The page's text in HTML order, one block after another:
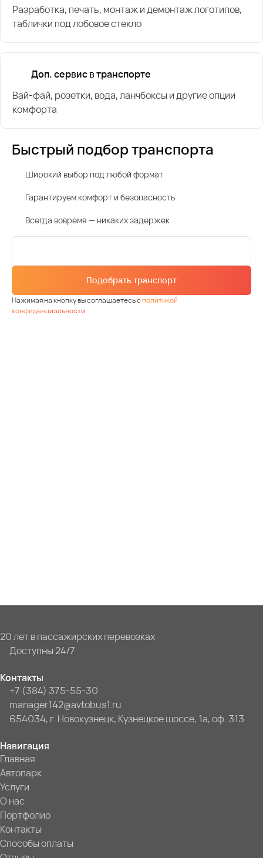
Разработка, печать, монтаж и демонтаж логотипов,
таблички под лобовое стекло
Доп. сервис в транспорте
Вай-фай, розетки, вода, ланчбоксы и другие опции
комфорта
Быстрый подбор транспорта
Широкий выбор под любой формат
Гарантируем комфорт и безопасность
Всегда вовремя — никаких задержек
Подобрать транспорт
Нажимая на кнопку вы соглашаетесь сполитикой
конфиденциальности
20 лет в пассажирских перевозках
Доступны 24/7
Контакты
+7 (384) 375-55-30
manager142@avtobus1.ru
654034, г. Новокузнецк, Кузнецкое шоссе, 1а, оф. 313
Навигация
Главная
Автопарк
Услуги
О нас
Портфолио
Контакты
Способы оплаты